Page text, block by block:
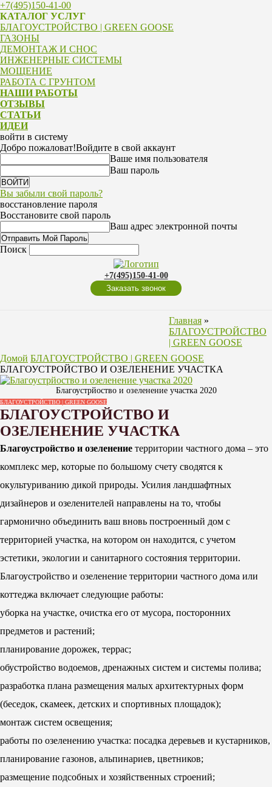
+7(495)150-41-00
КАТАЛОГ УСЛУГ
БЛАГОУСТРОЙСТВО | GREEN GOOSE
ГАЗОНЫ
ДЕМОНТАЖ И СНОС
ИНЖЕНЕРНЫЕ СИСТЕМЫ
МОЩЕНИЕ
РАБОТА С ГРУНТОМ
НАШИ РАБОТЫ
ОТЗЫВЫ
СТАТЬИ
ИДЕИ
войти в систему
Добро пожаловат!Войдите в свой аккаунт
Ваше имя пользователя
Ваш пароль
Вы забыли свой пароль?
восстановление пароля
Восстановите свой пароль
Ваш адрес электронной почты
Поиск
+7(495)150-41-00
Заказать звонок
Главная »
БЛАГОУСТРОЙСТВО
| GREEN GOOSE
Домой БЛАГОУСТРОЙСТВО | GREEN GOOSE
БЛАГОУСТРОЙСТВО И ОЗЕЛЕНЕНИЕ УЧАСТКА
Благоустрйоство и озеленение участка 2020
БЛАГОУСТРОЙСТВО | GREEN GOOSE
БЛАГОУСТРОЙСТВО И
ОЗЕЛЕНЕНИЕ УЧАСТКА
Благоустройство и озеленение территории частного дома – это
комплекс мер, которые по большому счету сводятся к
окультуриванию дикой природы. Усилия ландшафтных
дизайнеров и озеленителей направлены на то, чтобы
гармонично объединить ваш вновь построенный дом с
территорией участка, на котором он находится, с учетом
эстетики, экологии и санитарного состояния территории.
Благоустройство и озеленение территории частного дома или
коттеджа включает следующие работы:
уборка на участке, очистка его от мусора, посторонних
предметов и растений;
планирование дорожек, террас;
обустройство водоемов, дренажных систем и системы полива;
разработка плана размещения малых архитектурных форм
(беседок, скамеек, детских и спортивных площадок);
монтаж систем освещения;
работы по озеленению участка: посадка деревьев и кустарников,
планирование газонов, альпинариев, цветников;
размещение подсобных и хозяйственных строений;